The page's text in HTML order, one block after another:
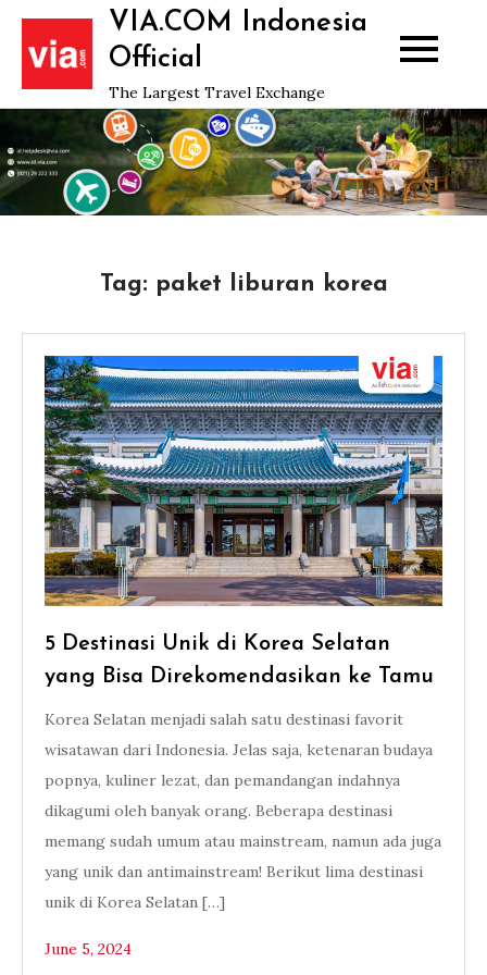
Skip
content
VIA.COM Indonesia
Official
The Largest Travel Exchange
Tag: paket liburan korea
5 Destinasi Unik di Korea Selatan
yang Bisa Direkomendasikan ke Tamu
Korea Selatan menjadi salah satu destinasi favorit
wisatawan dari Indonesia. Jelas saja, ketenaran budaya
popnya, kuliner lezat, dan pemandangan indahnya
dikagumi oleh banyak orang. Beberapa destinasi
memang sudah umum atau mainstream, namun ada juga
yang unik dan antimainstream! Berikut lima destinasi
unik di Korea Selatan […]
June 5, 2024